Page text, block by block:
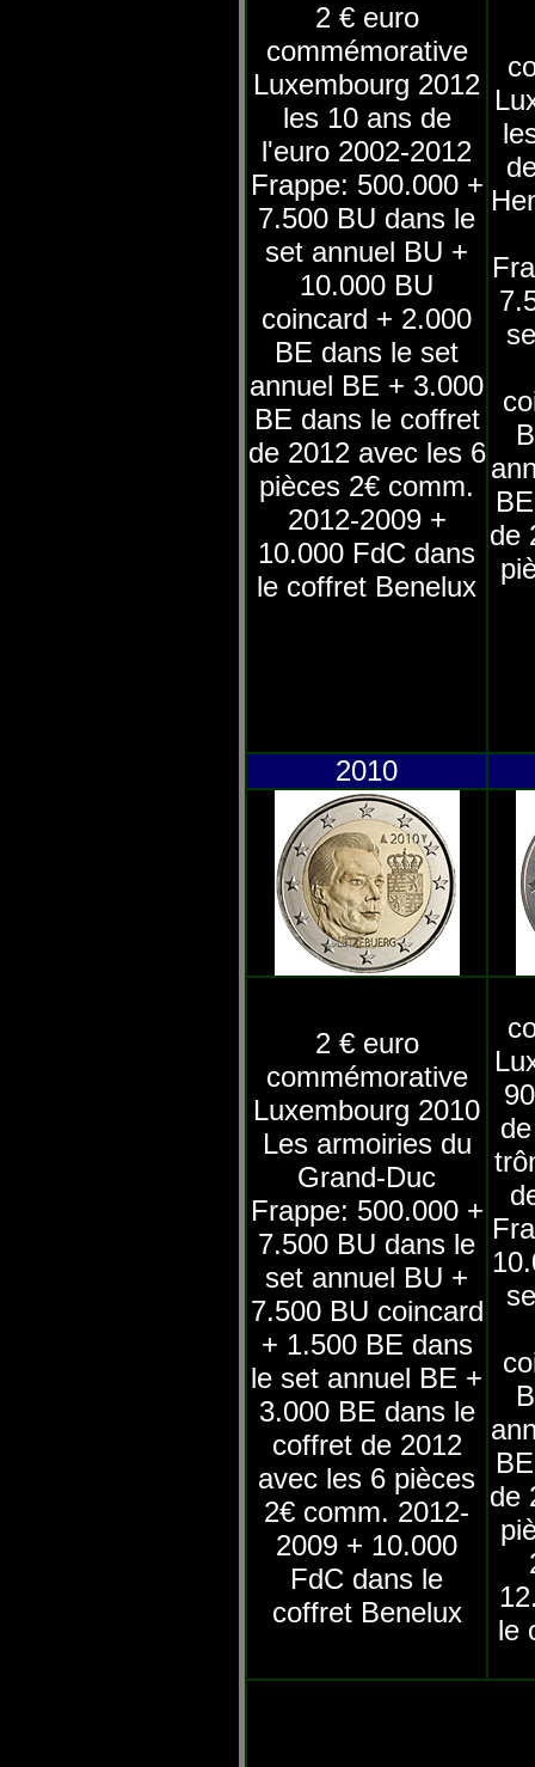
2 € euro
commémorative
Luxembourg 2012
les 10 ans de
l'euro 2002-2012
Frappe: 500.000 +
7.500 BU dans le
set annuel BU +
10.000 BU
coincard + 2.000
BE dans le set
annuel BE + 3.000
BE dans le coffret
de 2012 avec les 6
pièces 2€ comm.
2012-2009 +
10.000 FdC dans
le coffret Benelux
de
2010
2 € euro
commémorative
Luxembourg 2010
Les armoiries du
Grand-Duc
Frappe: 500.000 +
7.500 BU dans le
set annuel BU +
7.500 BU coincard
+ 1.500 BE dans
le set annuel BE +
3.000 BE dans le
coffret de 2012
avec les 6 pièces
2€ comm. 2012-
2009 + 10.000
FdC dans le
coffret Benelux
de
le